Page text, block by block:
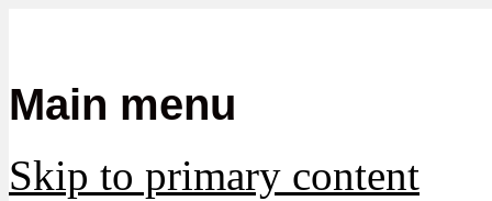
Main menu
Skip to primary content